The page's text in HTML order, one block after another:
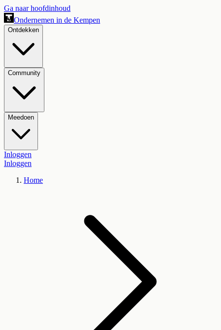
Ga naar hoofdinhoud
Ondernemen in de Kempen
Ontdekken
Community
Meedoen
Inloggen
Inloggen
Home